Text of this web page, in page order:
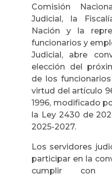
Comisión
Judicial, la
Nación y la
funcionarios y
Judicial, abre
elección del
de los
virtud del artículo
1996, modificado
la Ley 2430 de
2025-2027.
Los servidores
participar en la
cumplir con